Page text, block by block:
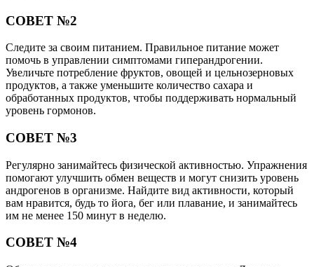
СОВЕТ №2
Следите за своим питанием. Правильное питание может
помочь в управлении симптомами гиперандрогении.
Увеличьте потребление фруктов, овощей и цельнозерновых
продуктов, а также уменьшите количество сахара и
обработанных продуктов, чтобы поддерживать нормальный
уровень гормонов.
СОВЕТ №3
Регулярно занимайтесь физической активностью. Упражнения
помогают улучшить обмен веществ и могут снизить уровень
андрогенов в организме. Найдите вид активности, который
вам нравится, будь то йога, бег или плавание, и занимайтесь
им не менее 150 минут в неделю.
СОВЕТ №4